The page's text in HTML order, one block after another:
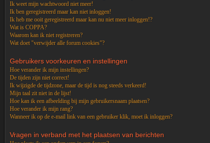
Ik weet mijn wachtwoord niet meer!
Ik ben geregistreerd maar kan niet inloggen!
Ik heb me ooit geregistreerd maar kan nu niet meer inloggen!?
Wat is COPPA?
Waarom kan ik niet registreren?
Wat doet "verwijder alle forum cookies"?
Gebruikers voorkeuren en instellingen
Hoe verander ik mijn instellingen?
De tijden zijn niet correct!
Ik wijzigde de tijdzone, maar de tijd is nog steeds verkeerd!
Mijn taal zit niet in de lijst!
Hoe kan ik een afbeelding bij mijn gebruikersnaam plaatsen?
Hoe verander ik mijn rang?
Wanneer ik op de e-mail link van een gebruiker klik, moet ik inloggen?
Vragen in verband met het plaatsen van berichten